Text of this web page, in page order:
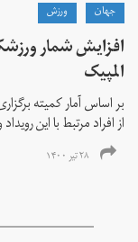
جهان ورزش
افزایش شمار
المپیک
از افراد مرتبط با این
۲۸ تیر ۱۴۰۰